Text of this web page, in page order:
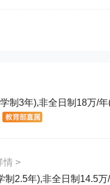
制3年),非全日制18万/
情 >
制2.5年),非全日制14.5